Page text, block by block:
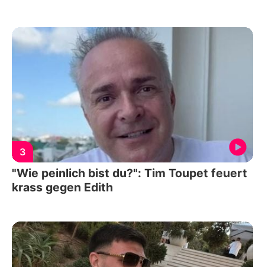
3
"Wie peinlich bist du?": Tim Toupet feuert
krass gegen Edith